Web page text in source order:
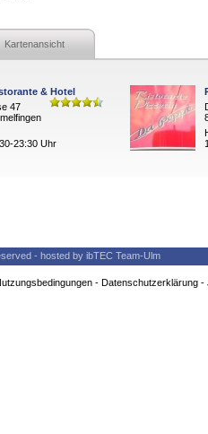
Kartenansicht
& Hotel
47
23:30 Uhr
- hosted by ibTEC Team-Ulm
- Datenschutzerklärung-